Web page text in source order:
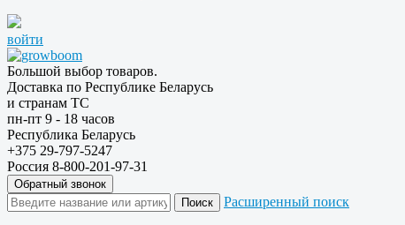
войти
Большой выбор товаров.
Доставка по Республике Беларусь
и странам ТС
пн-пт 9 - 18 часов
Республика Беларусь
+375 29-797-5247
Россия 8-800-201-97-31
Обратный звонок
Расширенный поиск